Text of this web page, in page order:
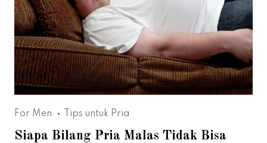
For Men Tips untuk Pria
Siapa Bilang Pria Malas Tidak Bisa